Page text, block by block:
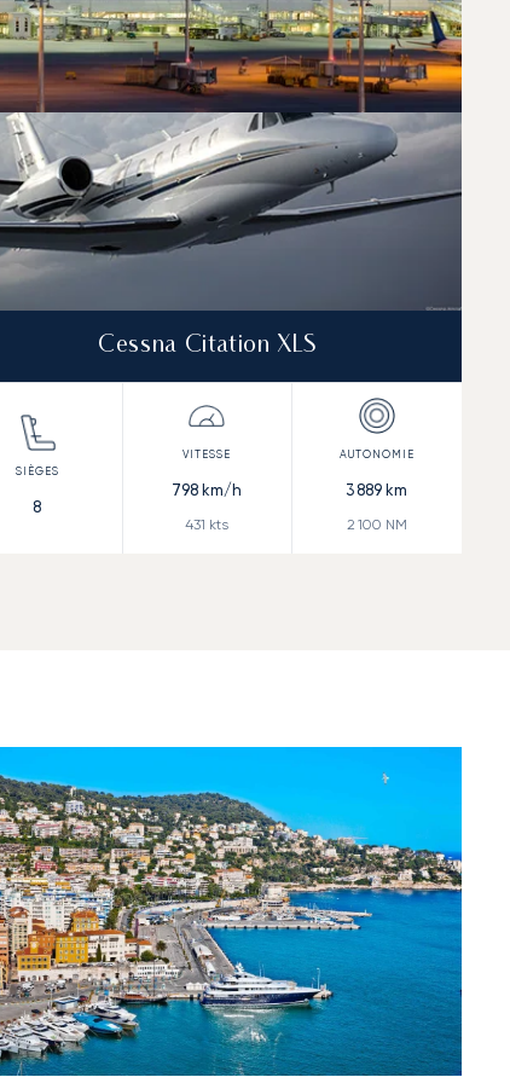
Cessna Citation XLS
8
798 km/h
431 kts
3 889 km
2 100 NM